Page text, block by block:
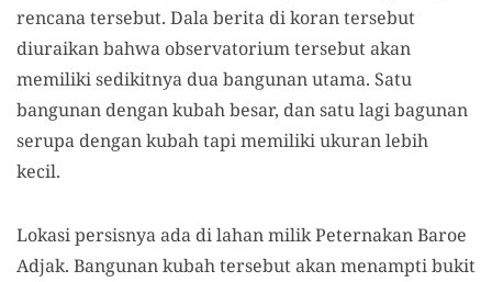
rencana tersebut. Dala berita di koran tersebut
diuraikan bahwa observatorium tersebut akan
memiliki sedikitnya dua bangunan utama. Satu
bangunan dengan kubah besar, dan satu lagi bagunan
serupa dengan kubah tapi memiliki ukuran lebih
kecil.
Lokasi persisnya ada di lahan milik Peternakan Baroe
Adjak. Bangunan kubah tersebut akan menampti bukit